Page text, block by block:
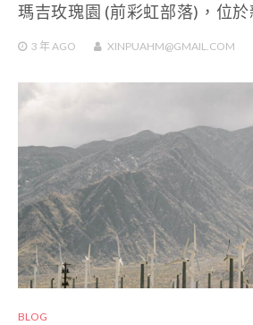
瑪吉玫瑰園 (前彩虹部落)，位
3 年AGO XINPUAHM@GMAIL.COM
BLOG